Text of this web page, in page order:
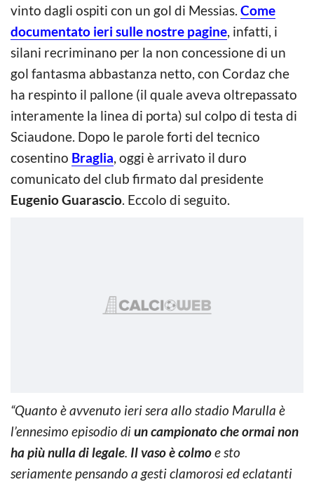
vinto dagli ospiti con un gol di Messias. Come
documentato ieri sulle nostre pagine, infatti, i
silani recriminano per la non concessione di un
gol fantasma abbastanza netto, con Cordaz che
ha respinto il pallone (il quale aveva oltrepassato
interamente la linea di porta) sul colpo di testa di
Sciaudone. Dopo le parole forti del tecnico
cosentino Braglia, oggi è arrivato il duro
comunicato del club firmato dal presidente
Eugenio Guarascio. Eccolo di seguito.
“Quanto è avvenuto ieri sera allo stadio Marulla è
l’ennesimo episodio diun campionato che ormai non
ha più nulla di legale. Il vaso è colmoe sto
seriamente pensando a gesti clamorosi ed eclatanti